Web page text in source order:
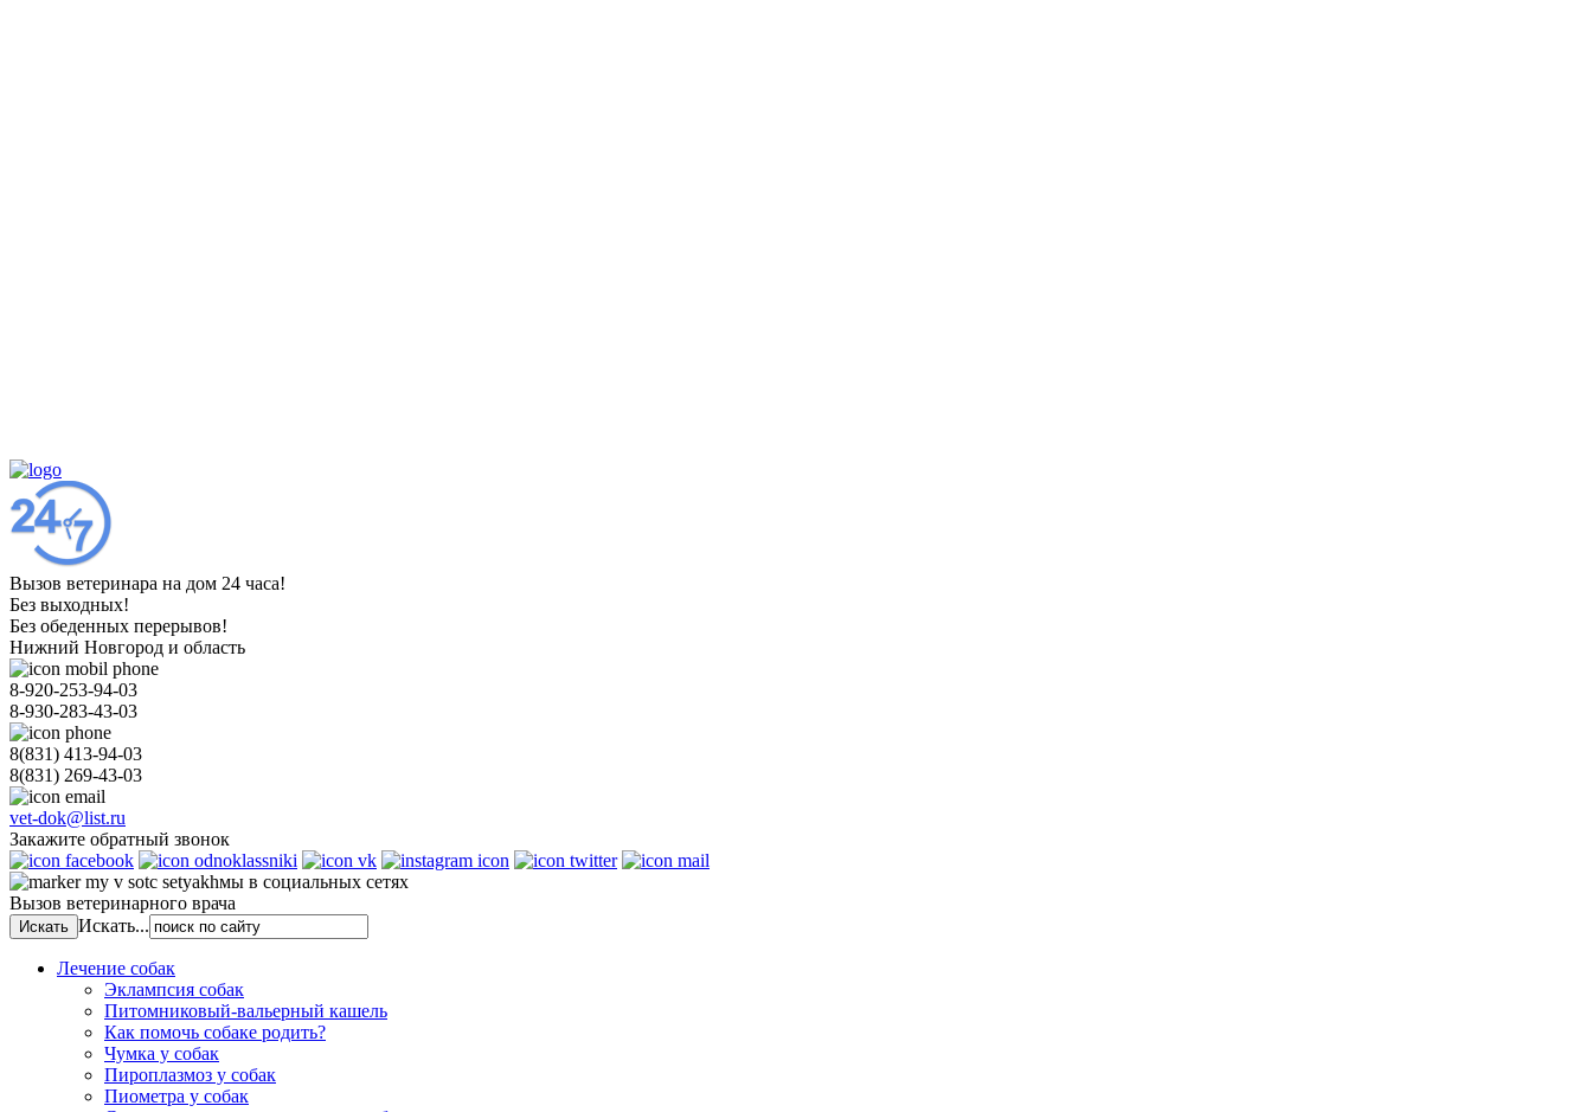
Вызов ветеринара на дом 24 часа!
Без выходных!
Без обеденных перерывов!
Нижний Новгород и область
8-920-253-94-03
8-930-283-43-03
8(831) 413-94-03
8(831) 269-43-03
vet-dok@list.ru
Закажите обратный звонок
мы в социальных сетях
Вызов ветеринарного врача
Искать...
Лечение собак
Эклампсия собак
Питомниковый-вальерный кашель
Как помочь собаке родить?
Чумка у собак
Пироплазмоз у собак
Пиометра у собак